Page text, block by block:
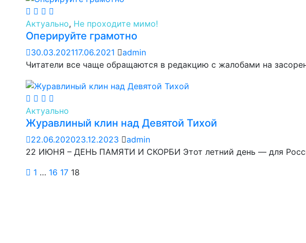
Актуально, Не проходите мимо!
Оперируйте грамотно
30.03.202117.06.2021
admin
Читатели все чаще обращаются в редакцию с жалобами на
Актуально
Журавлиный клин над Девятой Тихой
22.06.202023.12.2023
admin
22 ИЮНЯ – ДЕНЬ ПАМЯТИ И СКОРБИ Этот летний день — для
1 … 16 17 18